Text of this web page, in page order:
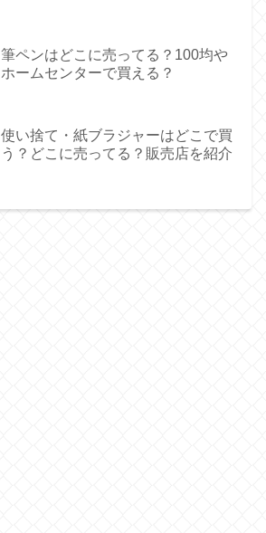
筆ペンはどこに売ってる？100均や
ホームセンターで買える？
使い捨て・紙ブラジャーはどこで買
う？どこに売ってる？販売店を紹介